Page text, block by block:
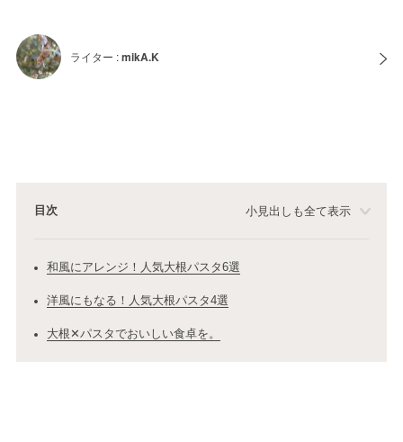
ライター :mikA.K
目次 小見出しも全て表示
和風にアレンジ！人気大根パスタ6選
洋風にもなる！人気大根パスタ4選
大根✕パスタでおいしい食卓を。